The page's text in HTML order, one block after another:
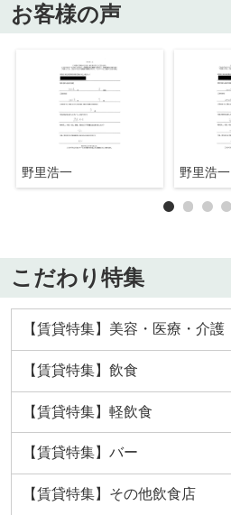
お客様の声
野里浩一 野里浩一
こだわり特集
【賃貸特集】美容・医療・介護
【賃貸特集】飲食
【賃貸特集】軽飲食
【賃貸特集】バー
【賃貸特集】その他飲食店